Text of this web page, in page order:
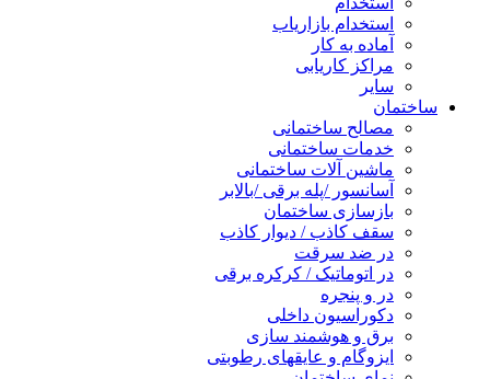
استخدام بازاریاب
آماده به کار
مراکز کاریابی
سایر
ساختمان
مصالح ساختمانی
خدمات ساختمانی
ماشین آلات ساختمانی
آسانسور /پله برقی /بالابر
بازسازی ساختمان
سقف کاذب / دیوار کاذب
در ضد سرقت
در اتوماتیک / کرکره برقی
در و پنجره
دکوراسیون داخلی
برق و هوشمند سازی
ایزوگام و عایقهای رطوبتی